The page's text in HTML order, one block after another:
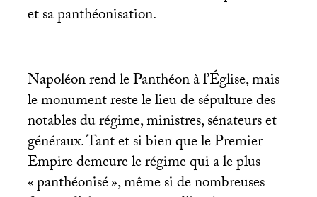
et sa panthéonisation.
Napoléon rend le Panthéon à l’Église, mais
le monument reste le lieu de sépulture des
notables du régime, ministres, sénateurs et
généraux. Tant et si bien que le Premier
Empire demeure le régime qui a le plus
«panthéonisé», même si de nombreuses